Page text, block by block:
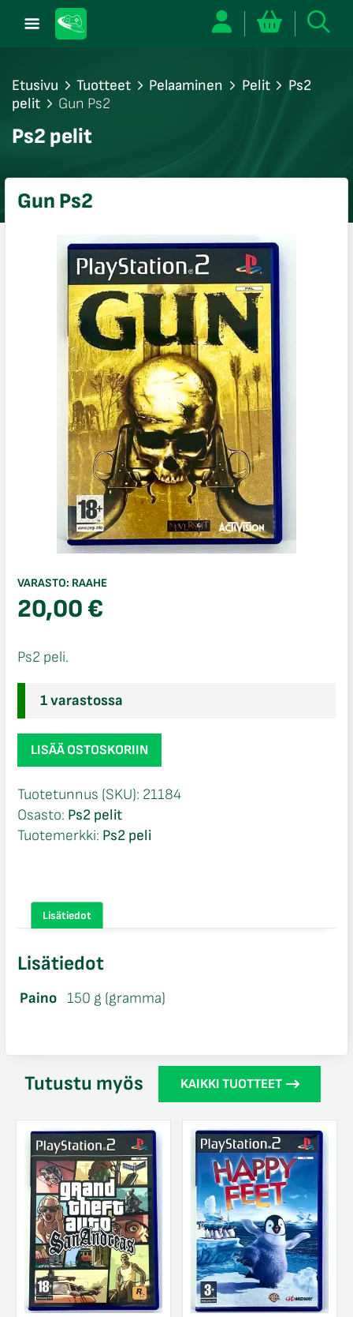
Etusivu Tuotteet Pelaaminen Pelit
Ps2
pelit
Gun Ps2
Ps2 pelit
Gun Ps2
VARASTO: RAAHE
20,00€
Ps2 peli.
1 varastossa
Gun
Ps2
LISÄÄ OSTOSKORIIN
Tuotetunnus (SKU): 21184
Osasto: Ps2 pelit
Tuotemerkki: Ps2 peli
Lisätiedot
Lisätiedot
Paino 150 g (gramma)
Tutustu myös KAIKKI TUOTTEET
sulje
sulje